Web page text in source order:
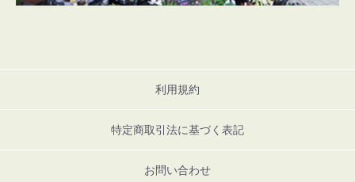
利用規約
特定商取引法に基づく表記
お問い合わせ